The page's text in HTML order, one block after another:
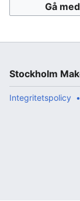
Gå
Stockholm
Integritetspolicy